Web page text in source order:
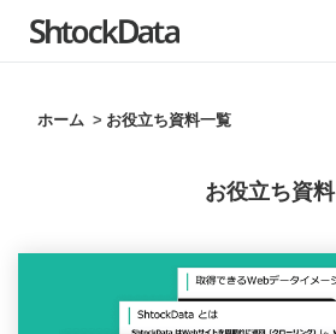
ホーム お役立ち資料一覧
お役立ち資料